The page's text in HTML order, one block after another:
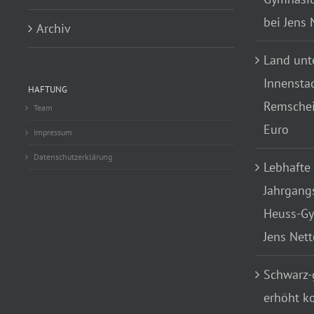
Archiv
HAFTUNG
Team
Impressum
Datenschutzerklärung
bei Jens
Land
Euro
Heuss-
Jens
erhöht